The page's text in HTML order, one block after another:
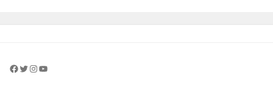
Facebook
Twitter
Instagram
YouTube